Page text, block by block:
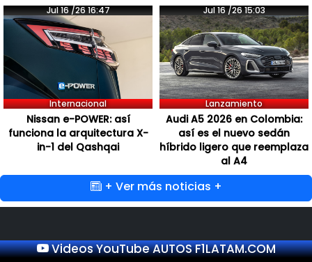
Jul 16 /26 16:47
Internacional
Nissan e-POWER: así
funciona la arquitectura X-
in-1 del Qashqai
Jul 16 /26 15:03
Lanzamiento
Audi A5 2026 en Colombia:
así es el nuevo sedán
híbrido ligero que reemplaza
al A4
+ Ver más noticias +
Videos YouTube AUTOS F1LATAM.COM